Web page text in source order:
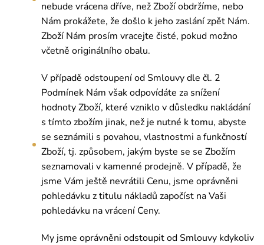
nebude vrácena dříve, než Zboží obdržíme, nebo
Nám prokážete, že došlo k jeho zaslání zpět Nám.
Zboží Nám prosím vracejte čisté, pokud možno
včetně originálního obalu.
V případě odstoupení od Smlouvy dle čl. 2
Podmínek Nám však odpovídáte za snížení
hodnoty Zboží, které vzniklo v důsledku nakládání
s tímto zbožím jinak, než je nutné k tomu, abyste
se seznámili s povahou, vlastnostmi a funkčností
Zboží, tj. způsobem, jakým byste se se Zbožím
seznamovali v kamenné prodejně. V případě, že
jsme Vám ještě nevrátili Cenu, jsme oprávněni
pohledávku z titulu nákladů započíst na Vaši
pohledávku na vrácení Ceny.
My jsme oprávněni odstoupit od Smlouvy kdykoliv